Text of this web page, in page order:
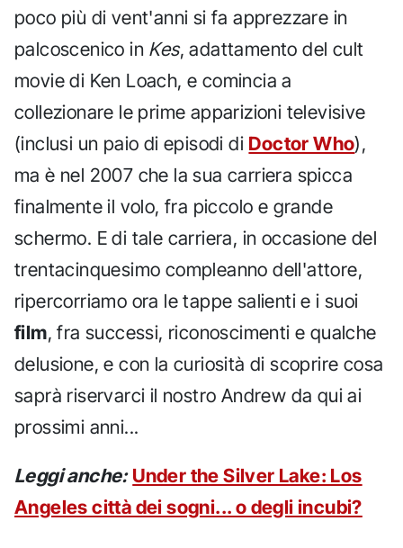
poco più di vent'anni si fa apprezzare in
palcoscenico in Kes, adattamento del cult
movie di Ken Loach, e comincia a
collezionare le prime apparizioni televisive
(inclusi un paio di episodi di Doctor Who),
ma è nel 2007 che la sua carriera spicca
finalmente il volo, fra piccolo e grande
schermo. E di tale carriera, in occasione del
trentacinquesimo compleanno dell'attore,
ripercorriamo ora le tappe salienti e i suoi
film, fra successi, riconoscimenti e qualche
delusione, e con la curiosità di scoprire cosa
saprà riservarci il nostro Andrew da qui ai
prossimi anni...
Leggi anche: Under the Silver Lake: Los
Angeles città dei sogni... o degli incubi?